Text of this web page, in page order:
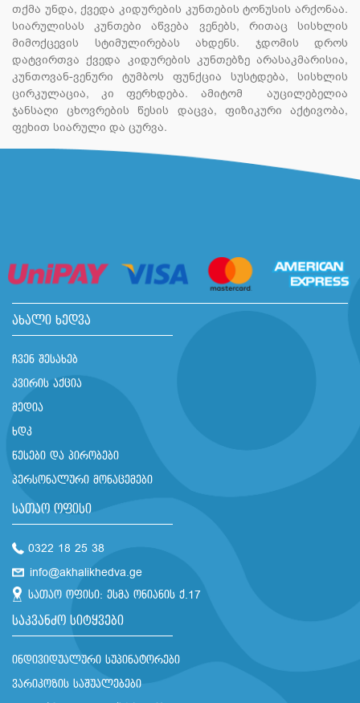
თქმა უნდა, ქვედა კიდურების კუნთების ტონუსის არქონაა.
სიარულისას კუნთები აწვება ვენებს, რითაც სისხლის
მიმოქცევის სტიმულირებას ახდენს. ჯდომის დროს
დატვირთვა ქვედა კიდურების კუნთებზე არასაკმარისია,
კუნთოვან-ვენური ტუმბოს ფუნქცია სუსტდება, სისხლის
ცირკულაცია, კი ფერხდება. ამიტომ აუცილებელია
ჯანსაღი ცხოვრების წესის დაცვა, ფიზიკური აქტივობა,
ფეხით სიარული და ცურვა.
ახალი ხედვა
ჩვენ შესახებ
კვირის აქცია
მედია
ხდკ
წესები და პირობები
პერსონალური მონაცემები
სათაო ოფისი
0322 18 25 38
info@akhalikhedva.ge
სათაო ოფისი: ესმა ონიანის ქ.17
საკვანძო სიტყვები
ინდივიდუალური სუპინატორები
ვარიკოზის საშუალებები